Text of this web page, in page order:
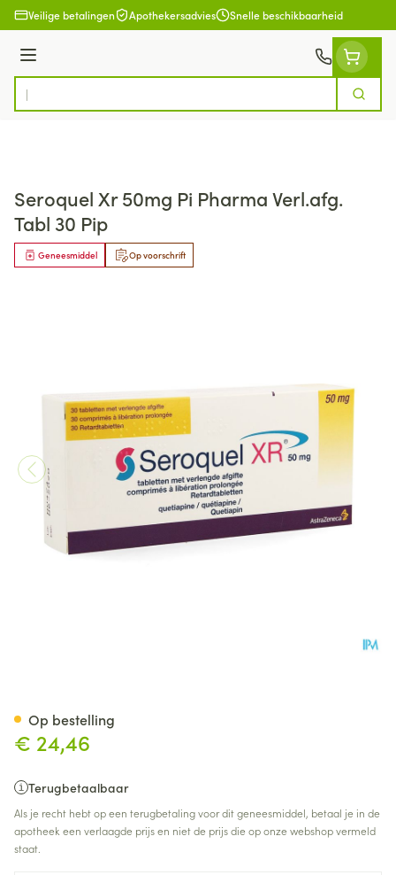
Ga naar de inhoud
Veilige betalingen Apothekersadvies Snelle beschikbaarheid
Menu
Product, merk, categorie...
Zoek
Seroquel Xr 50mg Pi Pharma Verl.afg.
Tabl 30 Pip
Op voorschrift
Geneesmiddel
€ 24,46
Terugbetaalbaar
Als je recht hebt op een terugbetaling voor dit geneesmiddel, betaal je in de
apotheek een verlaagde prijs en niet de prijs die op onze webshop vermeld
staat.
Op bestelling